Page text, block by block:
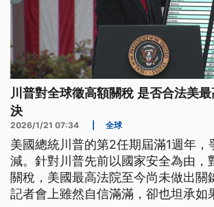
川普對全球徵高額關稅 是否合法美
決
2026/1/21 07:34 全球
美國總統川普的第2任期屆滿1週年，
減。針對川普先前以國家安全為由，
關稅，美國最高法院至今尚未做出關
記者會上雖然自信滿滿，卻也坦承如